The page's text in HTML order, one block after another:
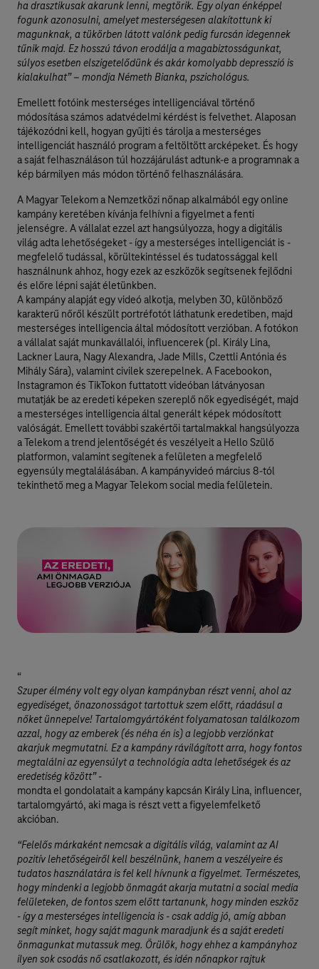
ha drasztikusak akarunk lenni, megtörik. Egy olyan énképpel
fogunk azonosulni, amelyet mesterségesen alakítottunk ki
magunknak, a tükörben látott valónk pedig furcsán idegennek
tűnik majd. Ez hosszú távon erodálja a magabiztosságunkat,
súlyos esetben elszigetelődünk és akár komolyabb depresszió is
kialakulhat” – mondja Németh Bianka, pszichológus.
Emellett fotóink mesterséges intelligenciával történő
módosítása számos adatvédelmi kérdést is felvethet. Alaposan
tájékozódni kell, hogyan gyűjti és tárolja a mesterséges
intelligenciát használó program a feltöltött arcképeket. És hogy
a saját felhasználáson túl hozzájárulást adtunk-e a programnak a
kép bármilyen más módon történő felhasználására.
A Magyar Telekom a Nemzetközi nőnap alkalmából egy online
kampány keretében kívánja felhívni a figyelmet a fenti
jelenségre. A vállalat ezzel azt hangsúlyozza, hogy a digitális
világ adta lehetőségeket - így a mesterséges intelligenciát is -
megfelelő tudással, körültekintéssel és tudatossággal kell
használnunk ahhoz, hogy ezek az eszközök segítsenek fejlődni
és előre lépni saját életünkben.
A kampány alapját egy videó alkotja, melyben 30, különböző
karakterű nőről készült portréfotót láthatunk eredetiben, majd
mesterséges intelligencia által módosított verzióban. A fotókon
a vállalat saját munkavállalói, influencerek (pl. Király Lina,
Lackner Laura, Nagy Alexandra, Jade Mills, Czettli Antónia és
Mihály Sára), valamint civilek szerepelnek. A Facebookon,
Instagramon és TikTokon futtatott videóban látványosan
mutatják be az eredeti képeken szereplő nők egyediségét, majd
a mesterséges intelligencia által generált képek módosított
valóságát. Emellett további szakértői tartalmakkal hangsúlyozza
a Telekom a trend jelentőségét és veszélyeit a Hello Szülő
platformon, valamint segítenek a felületen a megfelelő
egyensúly megtalálásában. A kampányvideó március 8-tól
tekinthető meg a Magyar Telekom social media felületein.
“
Szuper élmény volt egy olyan kampányban részt venni, ahol az
egyediséget, önazonosságot tartottuk szem előtt, ráadásul a
nőket ünnepelve! Tartalomgyártóként folyamatosan találkozom
azzal, hogy az emberek (és néha én is) a legjobb verziónkat
akarjuk megmutatni. Ez a kampány rávilágított arra, hogy fontos
megtalálni az egyensúlyt a technológia adta lehetőségek és az
eredetiség között” -
mondta el gondolatait a kampány kapcsán Király Lina, influencer,
tartalomgyártó, aki maga is részt vett a figyelemfelkető
akcióban.
“Felelős márkaként nemcsak a digitális világ, valamint az AI
pozitív lehetőségeiről kell beszélnünk, hanem a veszélyeire és
tudatos használatára is fel kell hívnunk a figyelmet. Természetes,
hogy mindenki a legjobb önmagát akarja mutatni a social media
felületeken, de fontos szem előtt tartanunk, hogy minden eszköz
- így a mesterséges intelligencia is - csak addig jó, amíg abban
segít minket, hogy saját magunk maradjunk és a saját eredeti
önmagunkat mutassuk meg. Örülök, hogy ehhez a kampányhoz
ilyen sok csodás nő csatlakozott, és idén nőnapkor rajtuk